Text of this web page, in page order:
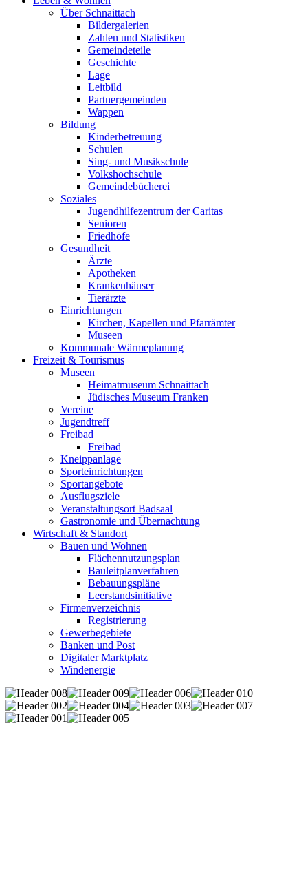
Über Schnaittach
Bildergalerien
Zahlen und Statistiken
Gemeindeteile
Geschichte
Lage
Leitbild
Partnergemeinden
Wappen
Bildung
Kinderbetreuung
Schulen
Sing- und Musikschule
Volkshochschule
Gemeindebücherei
Soziales
Jugendhilfezentrum der Caritas
Senioren
Friedhöfe
Gesundheit
Ärzte
Apotheken
Krankenhäuser
Tierärzte
Einrichtungen
Kirchen, Kapellen und Pfarrämter
Museen
Kommunale Wärmeplanung
Freizeit & Tourismus
Museen
Heimatmuseum Schnaittach
Jüdisches Museum Franken
Vereine
Jugendtreff
Freibad
Freibad
Kneippanlage
Sporteinrichtungen
Sportangebote
Ausflugsziele
Veranstaltungsort Badsaal
Gastronomie und Übernachtung
Wirtschaft & Standort
Bauen und Wohnen
Flächennutzungsplan
Bauleitplanverfahren
Bebauungspläne
Leerstandsinitiative
Firmenverzeichnis
Registrierung
Gewerbegebiete
Banken und Post
Digitaler Marktplatz
Windenergie